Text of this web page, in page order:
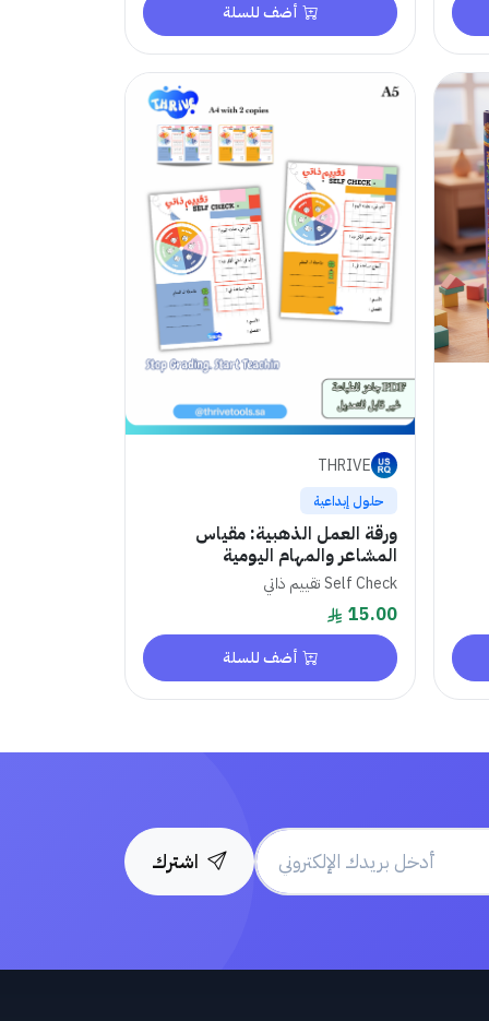
أضف للسلة
THRIVE
حلول إبداعية
ورقة العمل الذهبية: مقياس
المشاعر والمهام اليومية
Self Check تقييم ذاتي
15.00
أضف للسلة
اشترك